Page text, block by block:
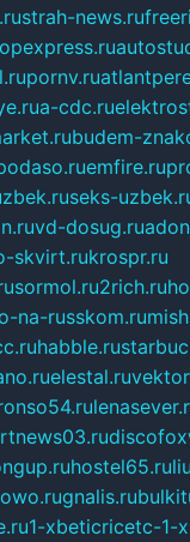
strah-news.ru
pornv.ru
a-cdc.ru
budem-
emfire.ru
seks-
vd-dosug.ru
skvirt.rukrospr.ru
sormol.ru2rich.ru
na-russkom.ru
habble.ru
elestal.ru
hostel65.ru
gnalis.ru
1-xbeticricetc-1-